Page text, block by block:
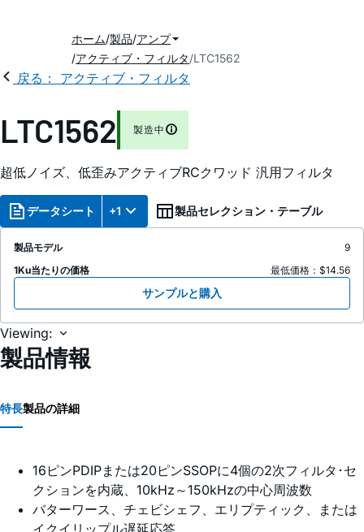
ホーム 製品 アンプ
アクティブ・フィルタ LTC1562
戻る： アクティブ・フィルタ
LTC1562 製造中
超低ノイズ、低歪みアクティブRCクワッド 汎用フィルタ
データシート +1 製品セレクション・テーブル
製品モデル
9
1Ku当たりの価格
最低価格：$14.56
サンプルと購入
Viewing:
製品情報
特長製品の詳細
16ピンPDIPまたは20ピンSSOPに4個の2次フィルタ･セ
クションを内蔵、10kHz～150kHzの中心周波数
バターワース、チェビシェフ、エリプティック、または